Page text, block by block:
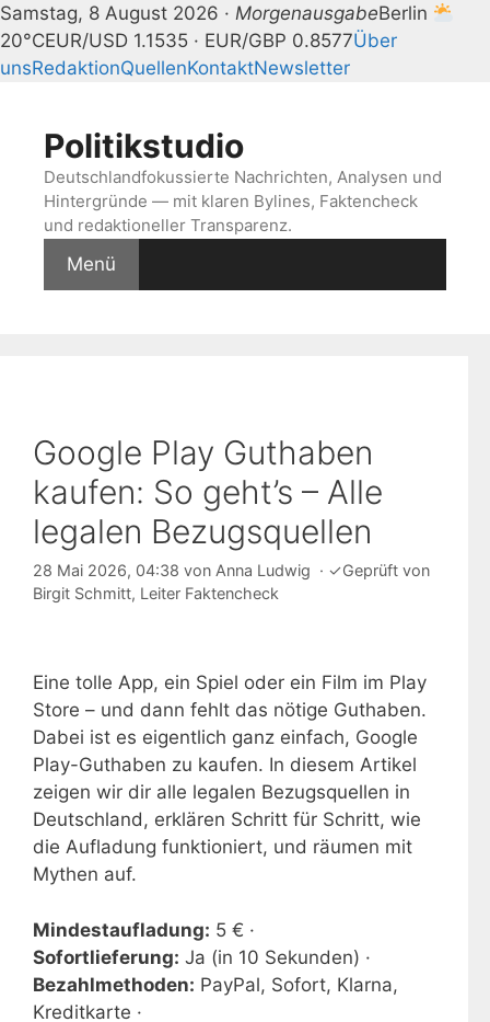
Samstag, 8 August 2026 · MorgenausgabeBerlin
20°CEUR/USD 1.1535 · EUR/GBP 0.8577Über
unsRedaktionQuellenKontaktNewsletter
springenPolitikstudio
Deutschlandfokussierte Nachrichten, Analysen und
Hintergründe — mit klaren Bylines, Faktencheck
und redaktioneller Transparenz.
Menü
Google Play Guthaben
kaufen: So geht’s – Alle
legalen Bezugsquellen
28 Mai 2026, 04:38 von Anna Ludwig · ✓Geprüft von
Birgit Schmitt, Leiter Faktencheck
Eine tolle App, ein Spiel oder ein Film im Play
Store – und dann fehlt das nötige Guthaben.
Dabei ist es eigentlich ganz einfach, Google
Play-Guthaben zu kaufen. In diesem Artikel
zeigen wir dir alle legalen Bezugsquellen in
Deutschland, erklären Schritt für Schritt, wie
die Aufladung funktioniert, und räumen mit
Mythen auf.
Mindestaufladung: 5 € ·
Sofortlieferung: Ja (in 10 Sekunden) ·
Bezahlmethoden: PayPal, Sofort, Klarna,
Kreditkarte ·